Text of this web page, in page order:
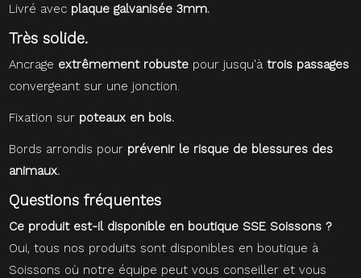
Livré avec plaque galvanisée 3mm.
Très solide.
Ancrage extrêmement robuste pour jusqu'àtrois passages
convergeant sur une jonction.
Fixation sur poteaux en bois.
Bords arrondis pour prévenir le risque de blessures des
animaux.
Questions fréquentes
Ce produit est-il disponible en boutique SSE Soissons ?
Oui, tous nos produits sont disponibles en boutique à
Soissons où notre équipe peut vous conseiller et vous